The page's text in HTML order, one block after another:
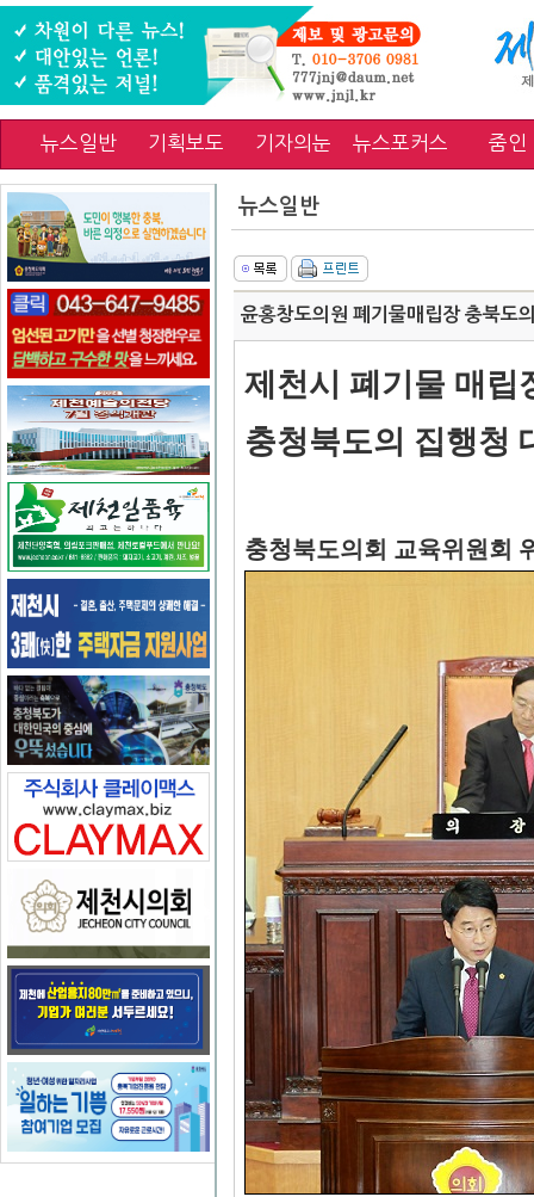
뉴스일반 기획보도 기자의눈 뉴스포커스 줌인
뉴스일반
윤홍창도의원 폐기물매립장 충북도
제천시 폐기물 매립
충청북도의 집행청
충청북도의회 교육위원회